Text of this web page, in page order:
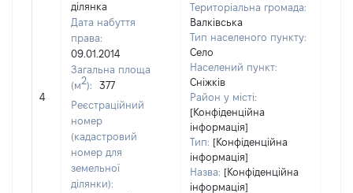
4
ділянка
Дата набуття
права:
09.01.2014
Загальна площа
(м2):
377
Реєстраційний
номер
(кадастровий
номер для
земельної
ділянки):
Територіальна громада:
Валківська
Тип населеного пункту:
Село
Населений пункт:
Сніжків
Район у місті:
[Конфіденційна
інформація]
Тип: [Конфіденційна
інформація]
Назва: [Конфіденційна
інформація]